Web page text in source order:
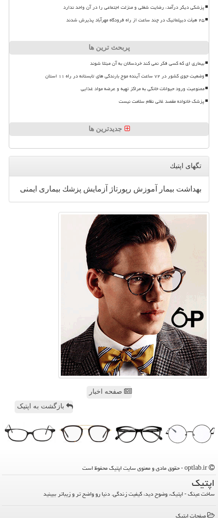
پزشکی دیگر درآمد، رضایت شغلی و منزلت اجتماعی را در آن واحد ندارد
۲۵ هیأت دیپلماتیک در چند ساعت از راه فرودگاه مهرآباد پذیرش شدند
پربحث ترین ها
بیماری ای که کسی فکر نمی کند خردسالان به آن مبتلا شوند
وضعیت جوی کشور در ۷۲ ساعت آینده موج بارندگی های تابستانه در راه ۱۱ استان
ممنوعیت ورود حیوانات خانگی به مراکز تهیه و عرضه مواد غذایی
پزشک خانواده مقصد غائی نظام سلامت نیست
جدیدترین ها
تگهای اپتیك
بهداشت بیمار آموزش رپورتاژ آزمایش پزشك بیماری ایمنی
صفحه اخبار
بازگشت به اپتیک
اپتیك
ساخت عینک - اپتیک، وضوح دید، کیفیت زندگی. دنیا رو واضح تر و زیباتر ببینید
صفحات اپتیك